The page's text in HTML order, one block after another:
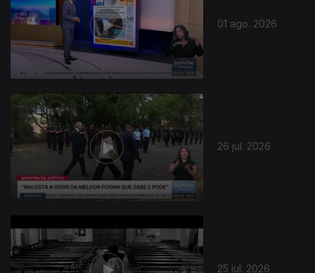
01 ago. 2026
26 jul. 2026
25 jul. 2026